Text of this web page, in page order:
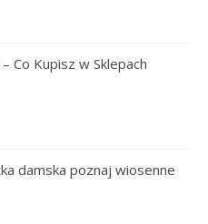
Co Kupisz w Sklepach
damska poznaj wiosenne